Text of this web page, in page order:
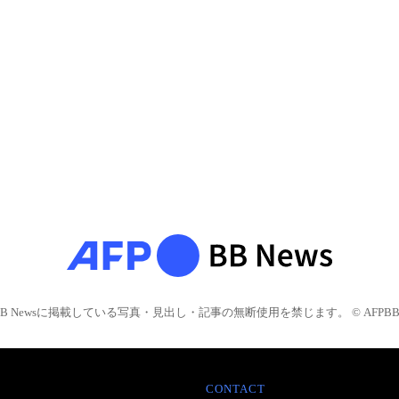
Newsに掲載している写真・見出し・記事の無断使用を禁じます。 © AFPBB
CONTACT